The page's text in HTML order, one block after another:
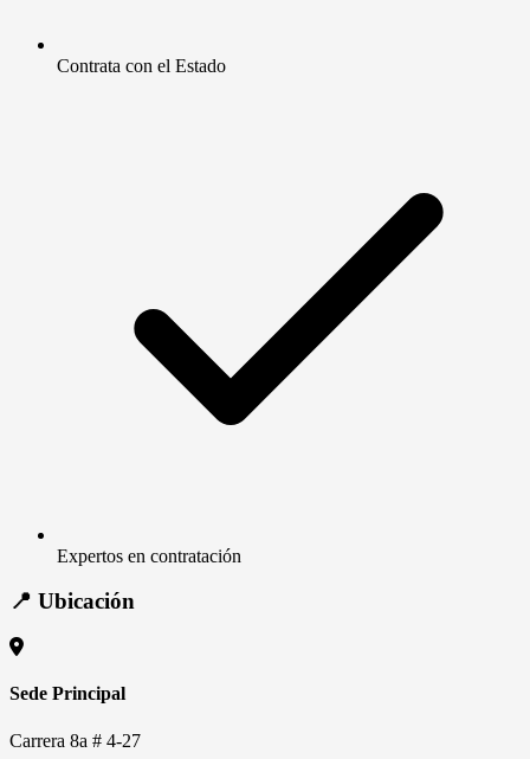
Contrata con el Estado
Expertos en contratación
📍 Ubicación
Sede Principal
Carrera 8a # 4-27